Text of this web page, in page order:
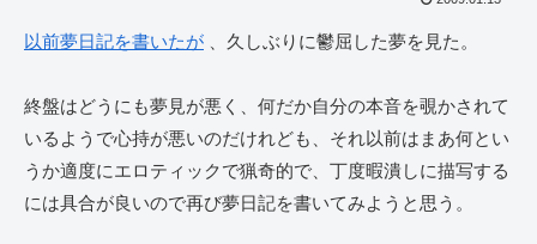
以前夢日記を書いたが 、久しぶりに鬱屈した夢を見た。
終盤はどうにも夢見が悪く、何だか自分の本音を覗かされて
いるようで心持が悪いのだけれども、それ以前はまあ何とい
うか適度にエロティックで猟奇的で、丁度暇潰しに描写する
には具合が良いので再び夢日記を書いてみようと思う。